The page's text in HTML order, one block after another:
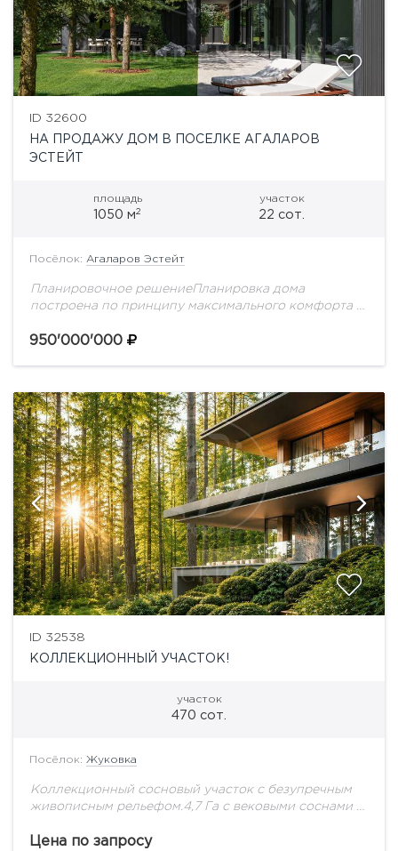
ID 32600
НА ПРОДАЖУ ДОМ В ПОСЕЛКЕ АГАЛАРОВ
ЭСТЕЙТ
площадь
1050 м2
участок
22 сот.
Посёлок: Агаларов Эстейт
Планировочное решениеПланировка дома
построена по принципу максимального комфорта и
встреч и отдыха расположены на первом этаже, а
950'000'000
ID 32538
КОЛЛЕКЦИОННЫЙ УЧАСТОК!
участок
470 сот.
Посёлок: Жуковка
Коллекционный сосновый участок с безупречным
живописным рельефом.4,7 Га с вековыми соснами -
Цена по запросу